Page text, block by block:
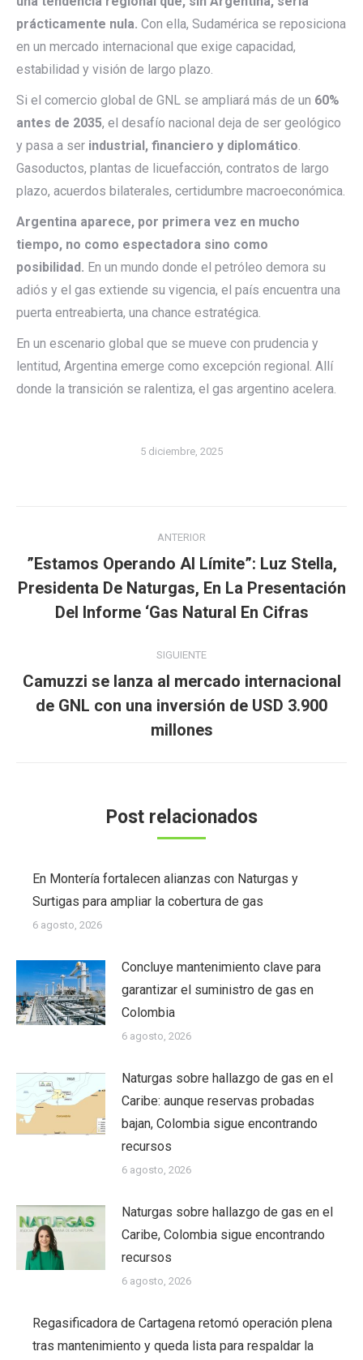
prácticamente nula. Con ella, Sudamérica se reposiciona
en un mercado internacional que exige capacidad,
estabilidad y visión de largo plazo.
Si el comercio global de GNL se ampliará más de un 60%
antes de 2035, el desafío nacional deja de ser geológico
y pasa a ser industrial, financiero y diplomático.
Gasoductos, plantas de licuefacción, contratos de largo
plazo, acuerdos bilaterales, certidumbre macroeconómica.
Argentina aparece, por primera vez en mucho
tiempo, no como espectadora sino como
posibilidad. En un mundo donde el petróleo demora su
adiós y el gas extiende su vigencia, el país encuentra una
puerta entreabierta, una chance estratégica.
En un escenario global que se mueve con prudencia y
lentitud, Argentina emerge como excepción regional. Allí
donde la transición se ralentiza, el gas argentino acelera.
5 diciembre, 2025
entre
publicaciones
ANTERIOR
Publicación
anterior:
”Estamos Operando Al Límite”: Luz Stella,
Presidenta De Naturgas, En La Presentación
Del Informe ‘Gas Natural En Cifras
SIGUIENTE
Publicación
siguiente:
Camuzzi se lanza al mercado internacional
de GNL con una inversión de USD 3.900
millones
Post relacionados
En Montería fortalecen alianzas con Naturgas y
Surtigas para ampliar la cobertura de gas
6 agosto, 2026
Concluye mantenimiento clave para
garantizar el suministro de gas en
Colombia
6 agosto, 2026
Naturgas sobre hallazgo de gas en el
Caribe: aunque reservas probadas
bajan, Colombia sigue encontrando
recursos
6 agosto, 2026
Naturgas sobre hallazgo de gas en el
Caribe, Colombia sigue encontrando
recursos
6 agosto, 2026
Regasificadora de Cartagena retomó operación plena
tras mantenimiento y queda lista para respaldar la